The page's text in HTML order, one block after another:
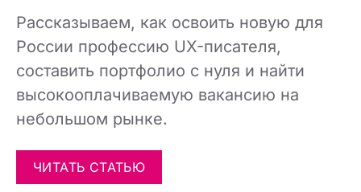
Рассказываем, как освоить новую для
России профессию UX-писателя,
составить портфолио с нуля и найти
высокооплачиваемую вакансию на
небольшом рынке.
ЧИТАТЬ СТАТЬЮ